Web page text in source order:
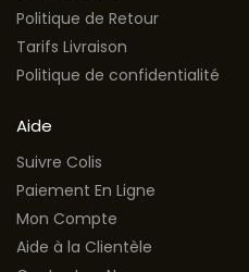
Politique de Retour
Tarifs Livraison
Politique de confidentialité
Aide
Suivre Colis
Paiement En Ligne
Mon Compte
Aide à la Clientèle